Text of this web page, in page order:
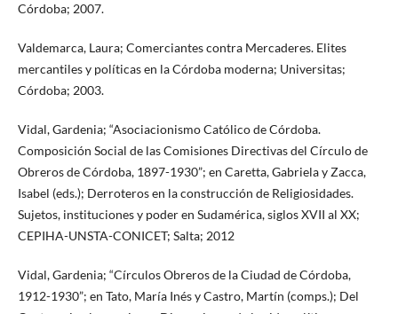
Córdoba; 2007.
Valdemarca, Laura; Comerciantes contra Mercaderes. Elites
mercantiles y políticas en la Córdoba moderna; Universitas;
Córdoba; 2003.
Vidal, Gardenia; “Asociacionismo Católico de Córdoba.
Composición Social de las Comisiones Directivas del Círculo de
Obreros de Córdoba, 1897-1930”; en Caretta, Gabriela y Zacca,
Isabel (eds.); Derroteros en la construcción de Religiosidades.
Sujetos, instituciones y poder en Sudamérica, siglos XVII al XX;
CEPIHA-UNSTA-CONICET; Salta; 2012
Vidal, Gardenia; “Círculos Obreros de la Ciudad de Córdoba,
1912-1930”; en Tato, María Inés y Castro, Martín (comps.); Del